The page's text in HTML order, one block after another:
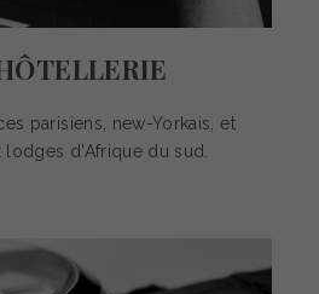
parisiens, new-Yorkais, et
lodges d'Afrique du sud.